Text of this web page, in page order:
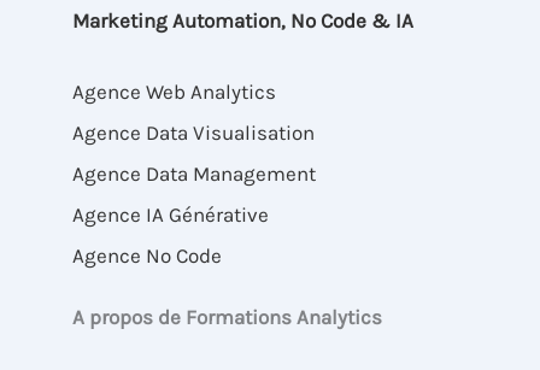
Marketing Automation, No Code & IA
Agence Web Analytics
Agence Data Visualisation
Agence Data Management
Agence IA Générative
Agence No Code
A propos de Formations Analytics